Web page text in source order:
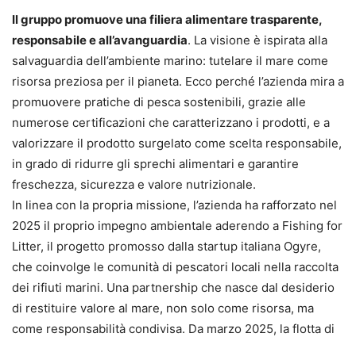
Il gruppo promuove una filiera alimentare trasparente,
responsabile e all’avanguardia. La visione è ispirata alla
salvaguardia dell’ambiente marino: tutelare il mare come
risorsa preziosa per il pianeta. Ecco perché l’azienda mira a
promuovere pratiche di pesca sostenibili, grazie alle
numerose certificazioni che caratterizzano i prodotti, e a
valorizzare il prodotto surgelato come scelta responsabile,
in grado di ridurre gli sprechi alimentari e garantire
freschezza, sicurezza e valore nutrizionale.
In linea con la propria missione, l’azienda ha rafforzato nel
2025 il proprio impegno ambientale aderendo a Fishing for
Litter, il progetto promosso dalla startup italiana Ogyre,
che coinvolge le comunità di pescatori locali nella raccolta
dei rifiuti marini. Una partnership che nasce dal desiderio
di restituire valore al mare, non solo come risorsa, ma
come responsabilità condivisa. Da marzo 2025, la flotta di